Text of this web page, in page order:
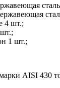
4 шт.;
1 шт.;
AISI 430